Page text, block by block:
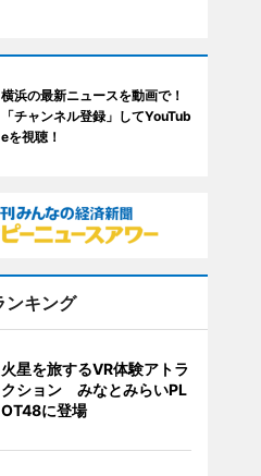
横浜の最新ニュースを動画で！
「チャンネル登録」してYouTub
eを視聴！
ンキング
火星を旅するVR体験アトラ
クション みなとみらいPL
OT48に登場